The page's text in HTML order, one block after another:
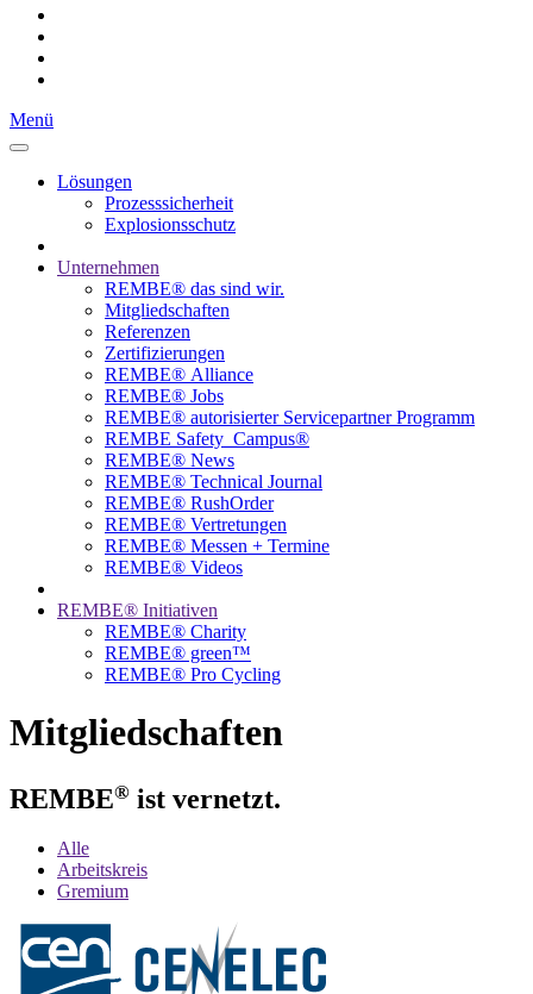
Menü
Lösungen
Prozesssicherheit
Explosionsschutz
Unternehmen
REMBE® das sind wir.
Mitgliedschaften
Referenzen
Zertifizierungen
REMBE® Alliance
REMBE® Jobs
REMBE® autorisierter­­ Servicepartner Programm
REMBE Safety_Campus®
REMBE® News
REMBE® Technical Journal
REMBE® RushOrder
REMBE® Vertretungen
REMBE® Messen + Termine
REMBE® Videos
REMBE® Initiativen
REMBE® Charity
REMBE® green™
REMBE® Pro Cycling
Mitgliedschaften
REMBE® ist vernetzt.
Alle
Arbeitskreis
Gremium